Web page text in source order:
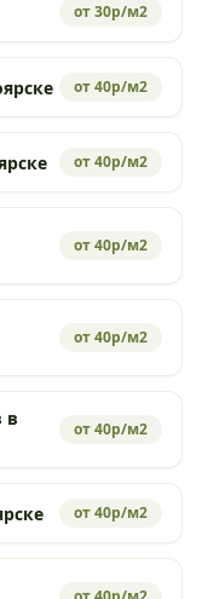
от 30р/м2
от 40р/м2
от 40р/м2
от 40р/м2
от 40р/м2
в
от 40р/м2
от 40р/м2